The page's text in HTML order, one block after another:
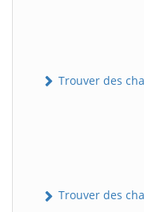
Trouver des
Trouver des